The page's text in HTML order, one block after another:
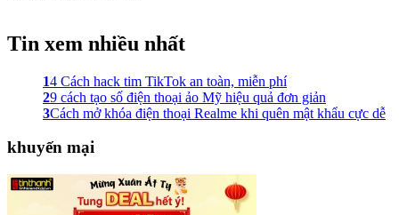
Tin xem nhiều nhất
14 Cách hack tim TikTok an toàn, miễn phí
29 cách tạo số điện thoại ảo Mỹ hiệu quả đơn giản
3Cách mở khóa điện thoại Realme khi quên mật khẩu cực dễ
khuyến mại